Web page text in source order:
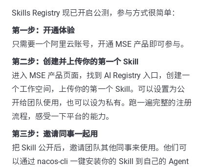
Skills Registry 现已开启公测，参与方式很简单：
第一步：开通体验
只需要一个阿里云账号，开通 MSE 产品即可参与。
第二步：创建并上传你的第一个 Skill
进入 MSE 产品页面，找到 AI Registry 入口，创建一
个工作空间，上传你的第一个 Skill。可以设置为公
开给团队使用，也可以设为私有。跑一遍完整的注册
流程，感受一下平台的能力。
第三步：邀请同事一起用
把 Skill 公开后，邀请团队其他同事来使用。他们可
以通过 nacos-cli 一键安装你的 Skill 到自己的 Agent